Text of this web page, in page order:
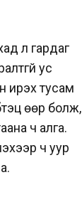
л гардаг
ус
ирэх тусам
өөр болж,
ч алга.
ч уур